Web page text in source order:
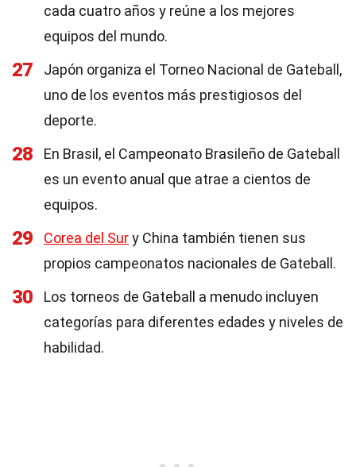
cada cuatro años y reúne a los mejores
equipos del mundo.
27
Japón organiza el Torneo Nacional de Gateball,
uno de los eventos más prestigiosos del
deporte.
28
En Brasil, el Campeonato Brasileño de Gateball
es un evento anual que atrae a cientos de
equipos.
29 Corea del Sury China también tienen sus
propios campeonatos nacionales de Gateball.
30
Los torneos de Gateball a menudo incluyen
categorías para diferentes edades y niveles de
habilidad.